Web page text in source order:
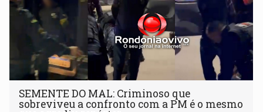
SEMENTE DO MAL: Criminoso que
sobreviveu a confronto com a PM é o mesmo